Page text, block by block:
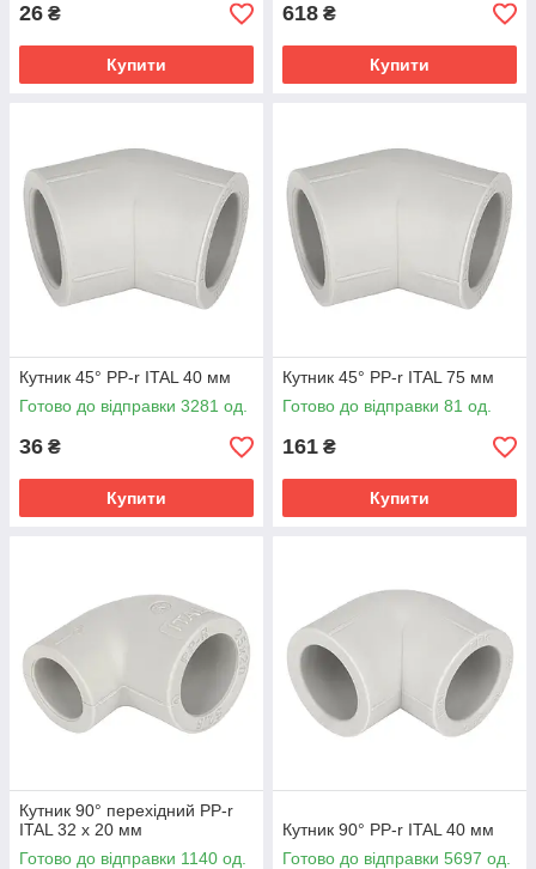
26 ₴
Купити
618 ₴
Купити
Кутник 45° PP-r ITAL 40 мм
Готово до відправки 3281 од.
36 ₴
Купити
Кутник 45° PP-r ITAL 75 мм
Готово до відправки 81 од.
161 ₴
Купити
Кутник 90° перехідний PP-r
ITAL 32 x 20 мм
Готово до відправки 1140 од.
Кутник 90° PP-r ITAL 40 мм
Готово до відправки 5697 од.